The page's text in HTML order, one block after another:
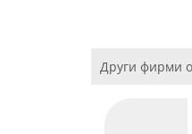
Други фирми